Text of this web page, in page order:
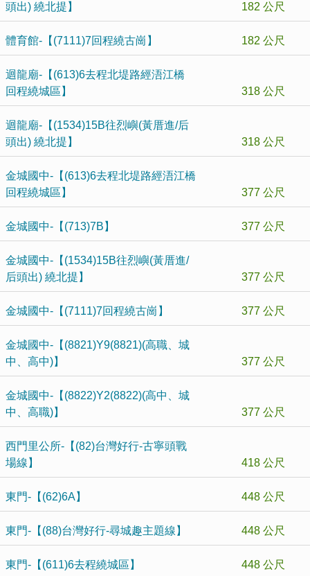
頭出) 繞北提】
182 公尺
體育館-【(7111)7回程繞古崗】 182 公尺
迴龍廟-【(613)6去程北堤路經浯江橋
回程繞城區】
318 公尺
迴龍廟-【(1534)15B往烈嶼(黃厝進/后
頭出) 繞北提】
318 公尺
金城國中-【(613)6去程北堤路經浯江橋
回程繞城區】
377 公尺
金城國中-【(713)7B】 377 公尺
金城國中-【(1534)15B往烈嶼(黃厝進/
后頭出) 繞北提】
377 公尺
金城國中-【(7111)7回程繞古崗】 377 公尺
金城國中-【(8821)Y9(8821)(高職、城
中、高中)】
377 公尺
金城國中-【(8822)Y2(8822)(高中、城
中、高職)】
377 公尺
西門里公所-【(82)台灣好行-古寧頭戰
場線】
418 公尺
東門-【(62)6A】 448 公尺
東門-【(88)台灣好行-尋城趣主題線】 448 公尺
東門-【(611)6去程繞城區】 448 公尺